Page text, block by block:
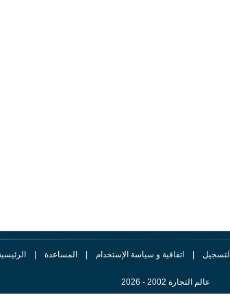
التسجيل اتفاقية و سياسة الإستخدام المساعدة
عالم التجارة 2002 - 2026